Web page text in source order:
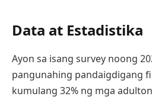
Data at Estadistika
Ayon sa isang survey noong
pangunahing pandaigdigang
kumulang 32% ng mga